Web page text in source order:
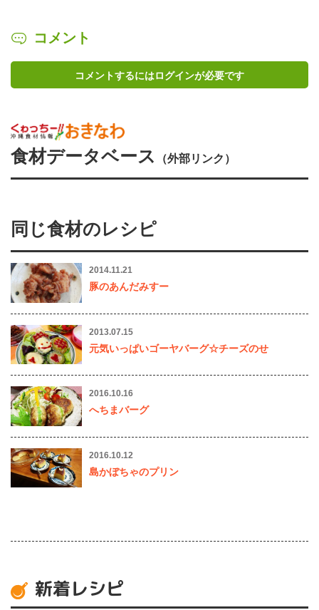
コメント
コメントするにはログインが必要です
食材データベース （外部リンク）
同じ食材のレシピ
2014.11.21
豚のあんだみすー
2013.07.15
元気いっぱいゴーヤバーグ☆チーズのせ
2016.10.16
へちまバーグ
2016.10.12
島かぼちゃのプリン
新着レシピ